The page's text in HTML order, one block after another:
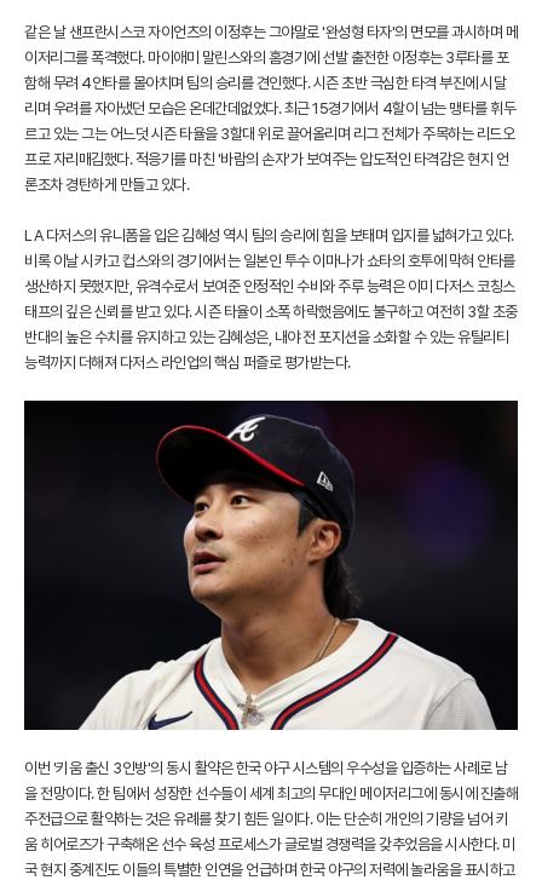
같은 날 샌프란시스코 자이언츠의 이정후는 그야말로 '완성형 타자'의 면모를 과시하며 메
이저리그를 폭격했다. 마이애미 말린스와의 홈경기에 선발 출전한 이정후는 3루타를 포
함해 무려 4안타를 몰아치며 팀의 승리를 견인했다. 시즌 초반 극심한 타격 부진에 시달
리며 우려를 자아냈던 모습은 온데간데없었다. 최근 15경기에서 4할이 넘는 맹타를 휘두
르고 있는 그는 어느덧 시즌 타율을 3할대 위로 끌어올리며 리그 전체가 주목하는 리드오
프로 자리매김했다. 적응기를 마친 '바람의 손자'가 보여주는 압도적인 타격감은 현지 언
론조차 경탄하게 만들고 있다.
LA 다저스의 유니폼을 입은 김혜성 역시 팀의 승리에 힘을 보태며 입지를 넓혀가고 있다.
비록 이날 시카고 컵스와의 경기에서는 일본인 투수 이마나가 쇼타의 호투에 막혀 안타를
생산하지 못했지만, 유격수로서 보여준 안정적인 수비와 주루 능력은 이미 다저스 코칭스
태프의 깊은 신뢰를 받고 있다. 시즌 타율이 소폭 하락했음에도 불구하고 여전히 3할 초중
반대의 높은 수치를 유지하고 있는 김혜성은, 내야 전 포지션을 소화할 수 있는 유틸리티
능력까지 더해져 다저스 라인업의 핵심 퍼즐로 평가받는다.
이번 '키움 출신 3인방'의 동시 활약은 한국 야구 시스템의 우수성을 입증하는 사례로 남
을 전망이다. 한 팀에서 성장한 선수들이 세계 최고의 무대인 메이저리그에 동시에 진출해
주전급으로 활약하는 것은 유례를 찾기 힘든 일이다. 이는 단순히 개인의 기량을 넘어 키
움 히어로즈가 구축해온 선수 육성 프로세스가 글로벌 경쟁력을 갖추었음을 시사한다. 미
국 현지 중계진도 이들의 특별한 인연을 언급하며 한국 야구의 저력에 놀라움을 표시하고